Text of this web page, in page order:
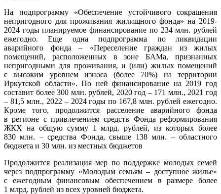
На подпрограмму «Обеспечение устойчивого сокращения
непригодного для проживания жилищного фонда» на 2019-
2024 годы планируемое финансирование по 234 млн. рублей
ежегодно. Еще одна подпрограмма по ликвидации
аварийного фонда – «Переселение граждан из жилых
помещений, расположенных в зоне БАМа, признанных
непригодными для проживания, и (или) жилых помещений
с высоким уровнем износа (более 70%) на территории
Иркутской области». По ней финансирование на 2019 год
составит более 300 млн. рублей, 2020 год – 171 млн., 2021 год
– 81,5 млн., 2022 – 2024 годы по 167,8 млн. рублей ежегодно.
Кроме того, продолжится расселение аварийного фонда
в регионе с привлечением средств Фонда реформирования
ЖКХ на общую сумму 1 млрд. рублей, из которых более
830 млн. – средства Фонда, свыше 138 млн. – областного
бюджета и 30 млн. из местных бюджетов
Продолжится реализация мер по поддержке молодых семей
через подпрограмму «Молодым семьям – доступное жилье»
с ежегодным финансовым обеспечением в размере более
1 млрд. рублей из всех уровней бюджета.